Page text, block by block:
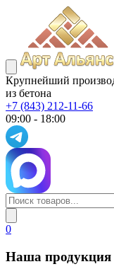
Крупнейший
из бетона
+7 (843) 212-11-66
09:00 - 18:00
0
Наша продукция